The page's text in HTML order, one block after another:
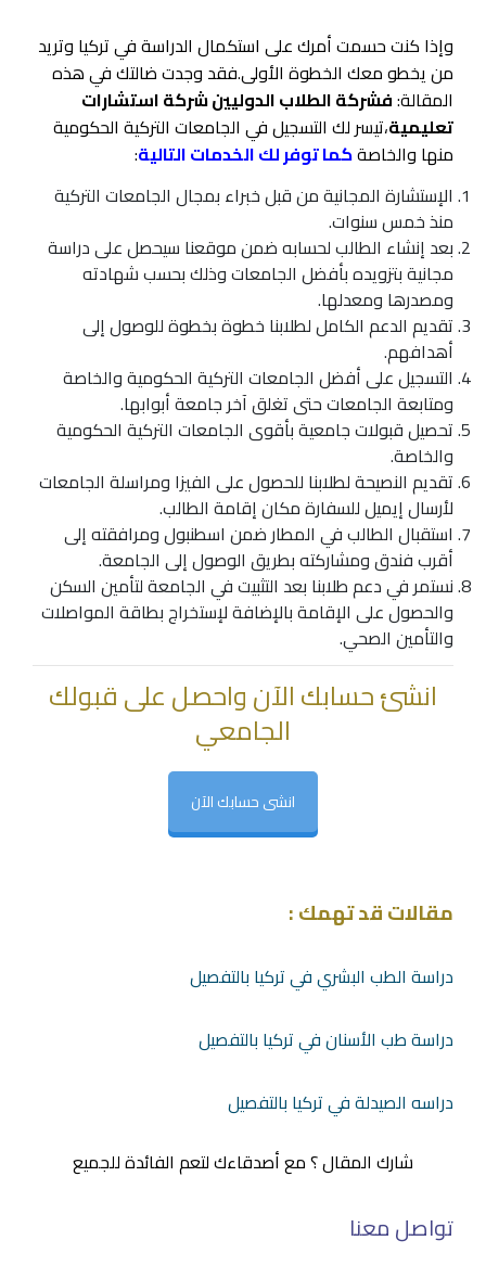
وإذا كنت حسمت أمرك على استكمال الدراسة في تركيا وتريد
من يخطو معك الخطوة الأولى.فقد وجدت ضالتك في هذه
المقالة:فشركة الطلاب الدوليين شركة استشارات
تعليمية،تيسر لك التسجيل في الجامعات التركية الحكومية
منها والخاصةكما توفر لك الخدمات التالية:
الإستشارة المجانية من قبل خبراء بمجال الجامعات التركية
منذ خمس سنوات.
بعد إنشاء الطالب لحسابه ضمن موقعنا سيحصل على دراسة
مجانية بتزويده بأفضل الجامعات وذلك بحسب شهادته
ومصدرها ومعدلها.
تقديم الدعم الكامل لطلابنا خطوة بخطوة للوصول إلى
أهدافهم.
التسجيل على أفضل الجامعات التركية الحكومية والخاصة
ومتابعة الجامعات حتى تغلق آخر جامعة أبوابها.
تحصيل قبولات جامعية بأقوى الجامعات التركية الحكومية
والخاصة.
تقديم النصيحة لطلابنا للحصول على الفيزا ومراسلة الجامعات
لأرسال إيميل للسفارة مكان إقامة الطالب.
استقبال الطالب في المطار ضمن اسطنبول ومرافقته إلى
أقرب فندق ومشاركته بطريق الوصول إلى الجامعة.
نستمر في دعم طلابنا بعد التثبيت في الجامعة لتأمين السكن
والحصول على الإقامة بالإضافة لإستخراج بطاقة المواصلات
والتأمين الصحي.
انشئ حسابك الآن واحصل على قبولك
الجامعي
انشى حسابك الآن
مقالات قد تهمك :
دراسة الطب البشري في تركيا بالتفصيل
دراسة طب الأسنان في تركيا بالتفصيل
دراسه الصيدلة في تركيا بالتفصيل
شارك المقال ؟ مع أصدقاءك لتعم الفائدة للجميع
تواصل معنا